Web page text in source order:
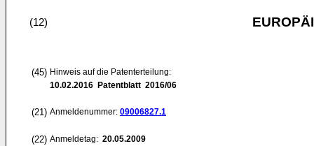
(12)
(45) Hinweis auf die Patenterteilung:
10.02.2016 Patentblatt 2016/06
(21) Anmeldenummer: 09006827.1
(22) Anmeldetag: 20.05.2009